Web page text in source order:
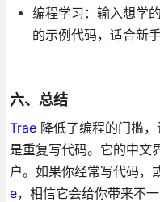
编程学习：输入想学
的示例代码，适合新手
六、总结
Trae降低了编程的门槛，
是重复写代码。它的中文
户。如果你经常写代码，
e，相信它会给你带来不一